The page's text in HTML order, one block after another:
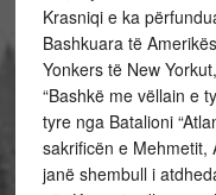
Krasniqi e ka
Bashkuara të
Yonkers të New
“Bashkë me vëllain e
tyre nga Batalioni
sakrificën e Mehmetit,
janë shembull i